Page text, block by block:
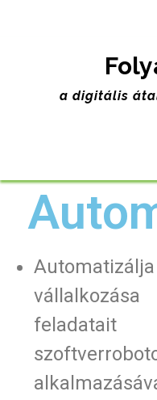
a digitális
Automatizálja
vállalkozása
feladatait
Mi az